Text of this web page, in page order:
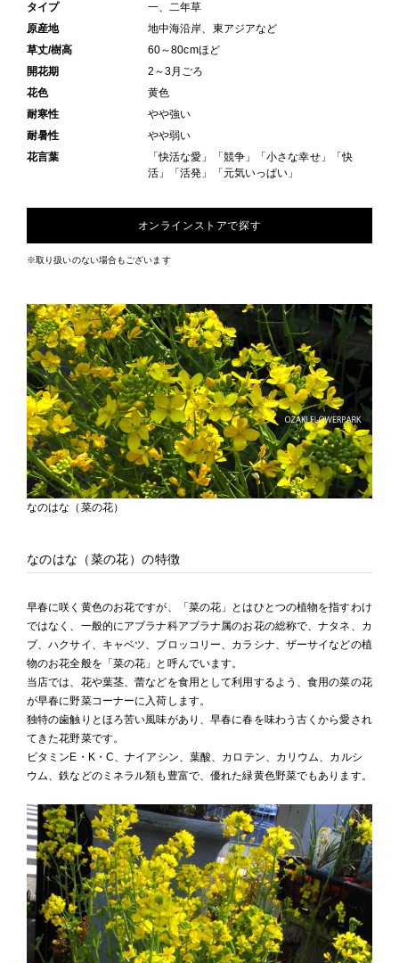
タイプ
一、二年草
原産地
地中海沿岸、東アジアなど
草丈/樹高
60～80cmほど
開花期
2～3月ごろ
花色
黄色
耐寒性
やや強い
耐暑性
やや弱い
花言葉
「快活な愛」「競争」「小さな幸せ」「快
活」「活発」「元気いっぱい」
オンラインストアで探す
※取り扱いのない場合もございます
なのはな（菜の花）
なのはな（菜の花）の特徴
早春に咲く黄色のお花ですが、「菜の花」とはひとつの植物を指すわけ
ではなく、一般的にアブラナ科アブラナ属のお花の総称で、ナタネ、カ
ブ、ハクサイ、キャベツ、ブロッコリー、カラシナ、ザーサイなどの植
物のお花全般を「菜の花」と呼んでいます。
当店では、花や葉茎、蕾などを食用として利用するよう、食用の菜の花
が早春に野菜コーナーに入荷します。
独特の歯触りとほろ苦い風味があり、早春に春を味わう古くから愛され
てきた花野菜です。
ビタミンE・K・C、ナイアシン、葉酸、カロテン、カリウム、カルシ
ウム、鉄などのミネラル類も豊富で、優れた緑黄色野菜でもあります。